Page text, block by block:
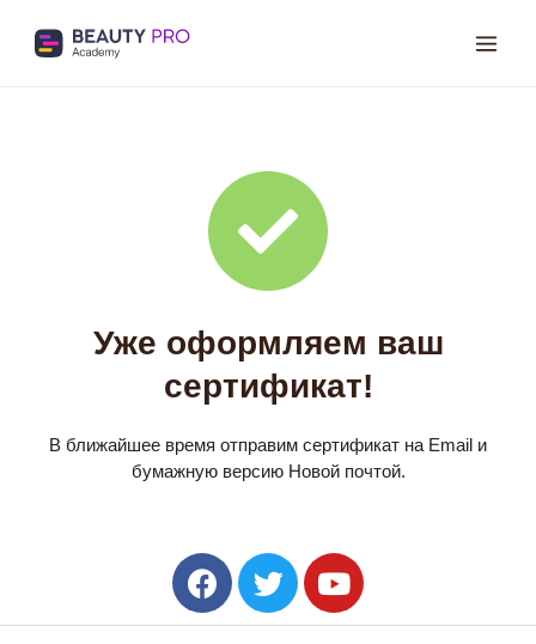
Уже оформляем ваш
сертификат!
В ближайшее время отправим сертификат на Email и
бумажную версию Новой почтой.